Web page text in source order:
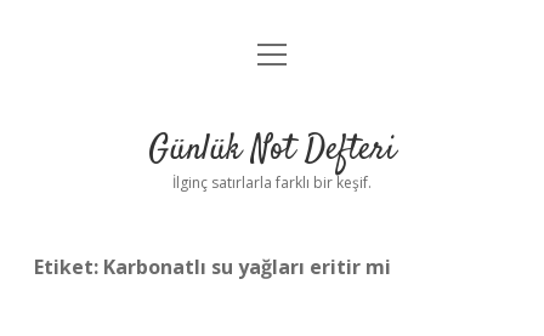
Anasayfa
Yasal Uyarı
menüyü
Günlük Not Defteri
İlginç satırlarla farklı bir keşif.
Etiket: Karbonatlı su yağları eritir mi